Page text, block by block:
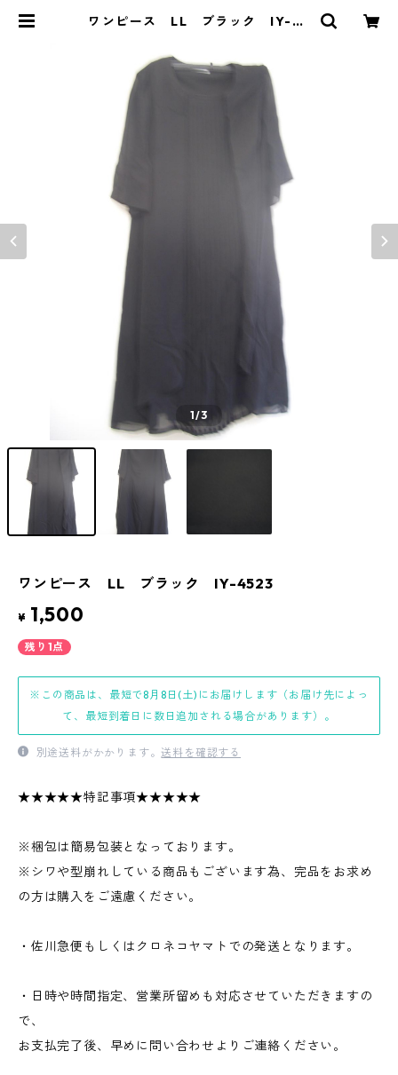
ワンピース LL ブラック IY-45
1/3
ワンピース LL ブラック IY-4523
¥ 1,500
残り1点
※この商品は、最短で8月8日(土)にお届けします（お届け先によっ
て、最短到着日に数日追加される場合があります）。
別途送料がかかります。送料を確認する
★★★★★特記事項★★★★★
※梱包は簡易包装となっております。
※シワや型崩れしている商品もございます為、完品をお求め
の方は購入をご遠慮ください。
・佐川急便もしくはクロネコヤマトでの発送となります。
・日時や時間指定、営業所留めも対応させていただきますの
で、
お支払完了後、早めに問い合わせよりご連絡ください。